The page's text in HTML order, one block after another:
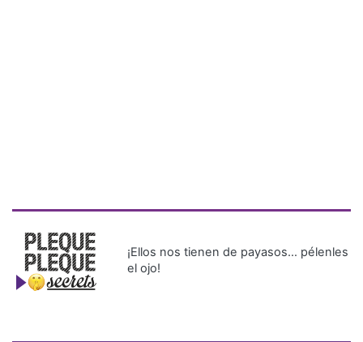
¡Ellos nos tienen de payasos… pélenles
el ojo!